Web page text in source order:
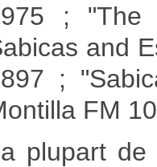
; "The
and
;
FM
plupart de